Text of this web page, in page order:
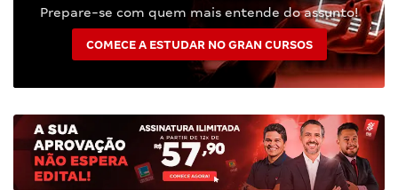
Prepare-se com quem mais entende do assunto!
COMECE A ESTUDAR NO GRAN CURSOS